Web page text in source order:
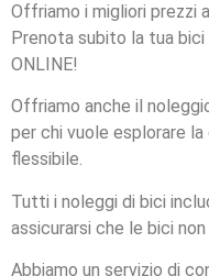
Offriamo i migliori prezzi
Prenota subito la tua
ONLINE!
Offriamo anche il
per chi vuole esplorare
flessibile.
Tutti i noleggi di bici
assicurarsi che le bici
Abbiamo un servizio di